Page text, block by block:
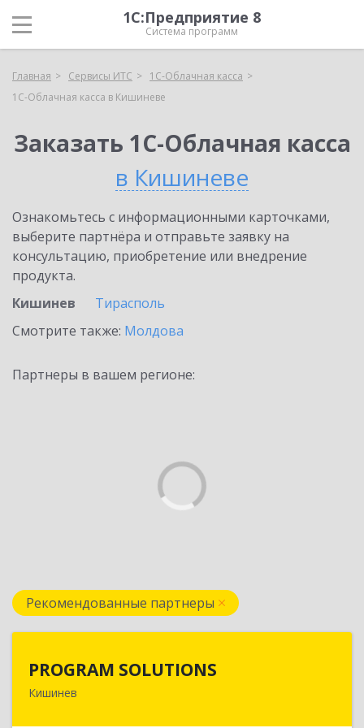
1С:Предприятие 8
Система программ
Главная Сервисы ИТС
1С-Облачная касса
1С-Облачная касса в Кишиневе
Заказать 1С-Облачная касса
в Кишиневе
Ознакомьтесь с информационными карточками,
выберите партнёра и отправьте заявку на
консультацию, приобретение или внедрение
продукта.
Кишинев
Тирасполь
Смотрите также: Молдова
Партнеры в вашем регионе:
Рекомендованные партнеры
PROGRAM SOLUTIONS
Кишинев
МОЛДОВА, РЕСПУБЛИКА , МД2038, г. Кишинев,